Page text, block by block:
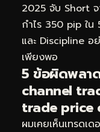
2025 จับ Short
กำไร 350 pip ใ
และ Discipline อ
เพียงพอ
5 ข้อผิดพลาด
channel
trade price
ผมเคยเห็นเทรดเ